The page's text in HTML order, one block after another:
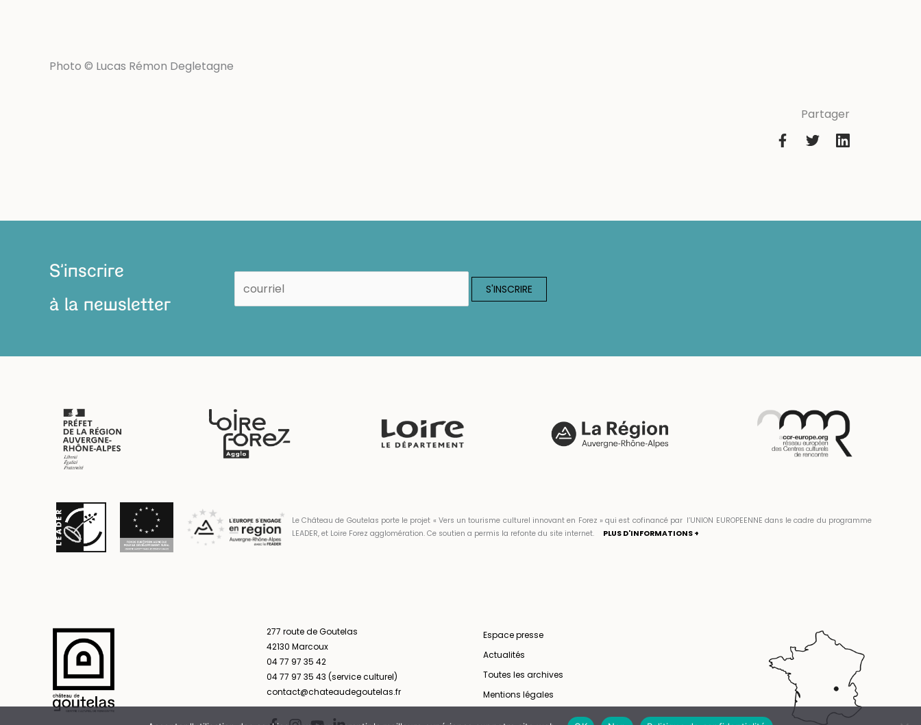
Photo © Lucas Rémon Degletagne
Partager
S'inscrire
à la newsletter
Le Château de Goutelas porte le projet « Vers un tourisme culturel innovant en Forez » qui est cofinancé par l’UNION EUROPEENNE dans le cadre du programme
LEADER, et Loire Forez agglomération. Ce soutien a permis la refonte du site internet.
PLUS D'INFORMATIONS +
277 route de Goutelas
42130 Marcoux
04 77 97 35 42
04 77 97 35 43 (service culturel)
contact@chateaudegoutelas.fr
Espace presse
Actualités
Toutes les archives
Mentions légales